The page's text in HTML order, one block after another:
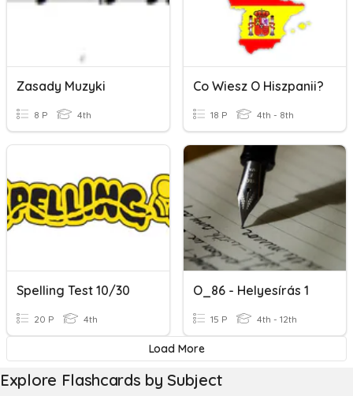
Zasady Muzyki
8 P 4th
Co Wiesz O Hiszpanii?
18 P 4th - 8th
Spelling Test 10/30
20 P 4th
O_86 - Helyesírás 1
15 P 4th - 12th
Load More
Explore Flashcards by Subject